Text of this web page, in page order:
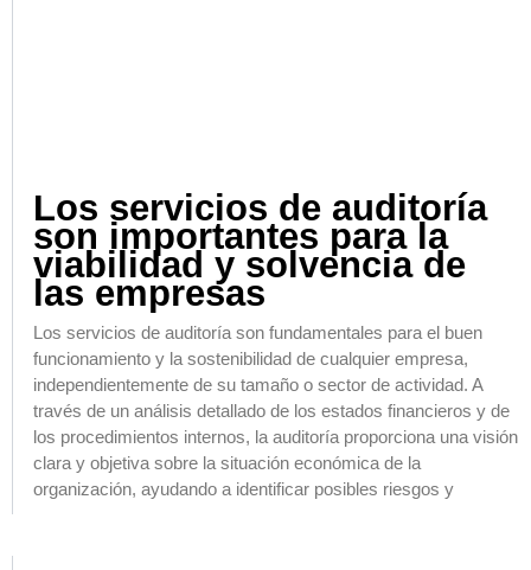
Los servicios de auditoría
son importantes para la
viabilidad y solvencia de
las empresas
Los servicios de auditoría son fundamentales para el buen
funcionamiento y la sostenibilidad de cualquier empresa,
independientemente de su tamaño o sector de actividad. A
través de un análisis detallado de los estados financieros y de
los procedimientos internos, la auditoría proporciona una visión
clara y objetiva sobre la situación económica de la
organización, ayudando a identificar posibles riesgos y